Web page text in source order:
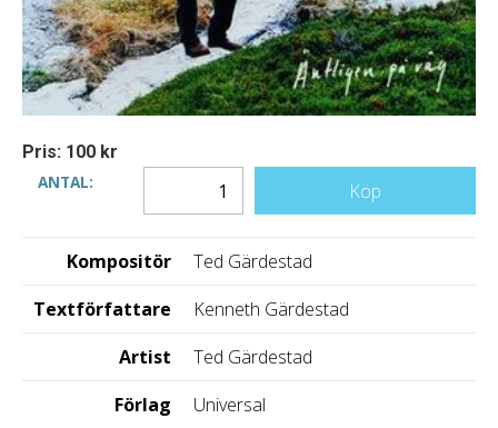
Pris: 100 kr
ANTAL:
Köp
Kompositör
Ted Gärdestad
Textförfattare
Kenneth Gärdestad
Artist
Ted Gärdestad
Förlag
Universal